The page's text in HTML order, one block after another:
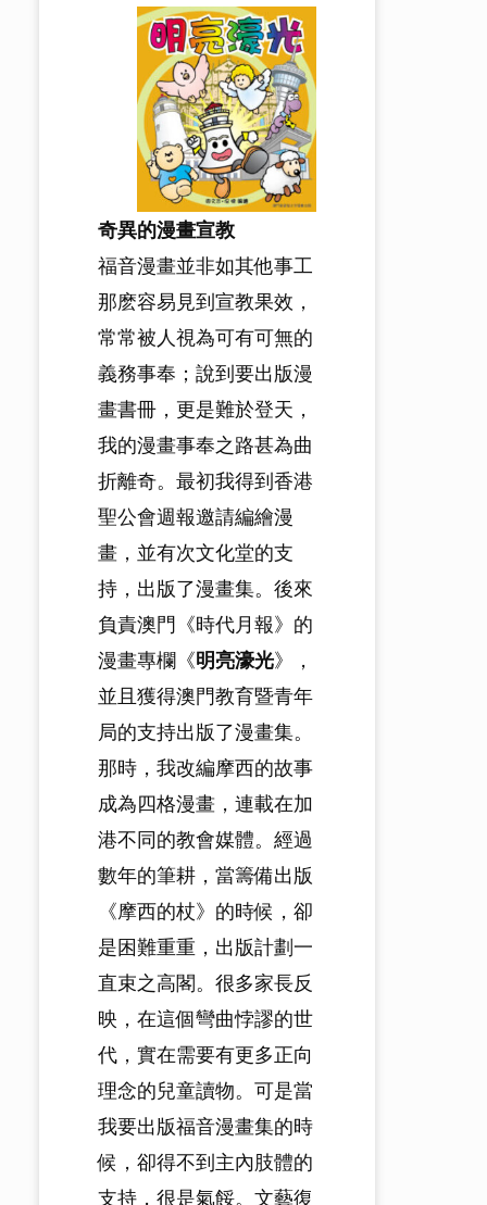
奇異的漫畫宣教
福音漫畫並非如其他事工
那麽容易見到宣教果效，
常常被人視為可有可無的
義務事奉；說到要出版漫
畫書冊，更是難於登天，
我的漫畫事奉之路甚為曲
折離奇。最初我得到香港
聖公會週報邀請編繪漫
畫，並有次文化堂的支
持，出版了漫畫集。後來
負責澳門《時代月報》的
漫畫專欄《明亮濠光》，
並且獲得澳門教育暨青年
局的支持出版了漫畫集。
那時，我改編摩西的故事
成為四格漫畫，連載在加
港不同的教會媒體。經過
數年的筆耕，當籌備出版
《摩西的杖》的時候，卻
是困難重重，出版計劃一
直束之高閣。很多家長反
映，在這個彎曲悖謬的世
代，實在需要有更多正向
理念的兒童讀物。可是當
我要出版福音漫畫集的時
候，卻得不到主內肢體的
支持，很是氣餒。文藝復